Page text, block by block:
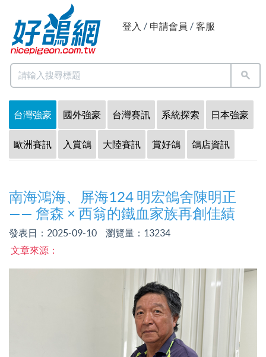
登入 / 申請會員 / 客服
台灣強豪 國外強豪 台灣賽訊 系統探索 日本強豪
歐洲賽訊 入賞鴿 大陸賽訊 賞好鴿 鴿店資訊
南海鴻海、屏海124 明宏鴿舍陳明正
—— 詹森 × 西翁的鐵血家族再創佳績
發表日：2025-09-10 瀏覽量： 13234
文章來源：